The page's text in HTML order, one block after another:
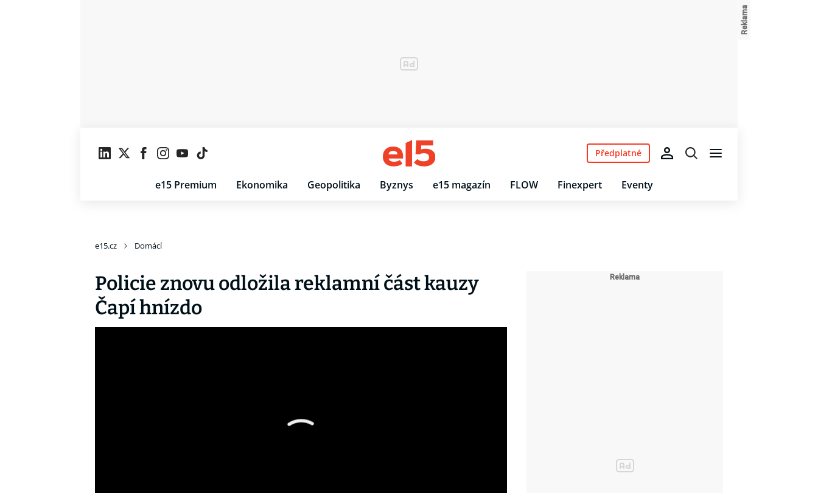
e15 Premium Ekonomika Geopolitika Byznys e15 magazín FLOW Finexpert Eventy
Předplatné
e15.cz Domácí
Policie znovu odložila reklamní část kauzy
Čapí hnízdo